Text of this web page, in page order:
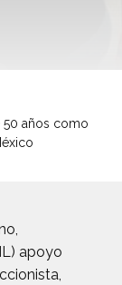
años como
apoyo